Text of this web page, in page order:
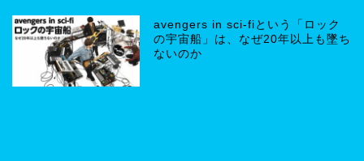
avengers in sci-fiという「ロック
の宇宙船」は、なぜ20年以上も墜ち
ないのか